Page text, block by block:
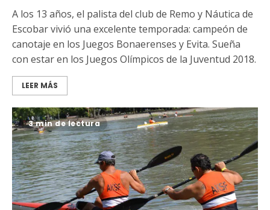
A los 13 años, el palista del club de Remo y Náutica de
Escobar vivió una excelente temporada: campeón de
canotaje en los Juegos Bonaerenses y Evita. Sueña
con estar en los Juegos Olímpicos de la Juventud 2018.
LEER MÁS
3 min de lectura